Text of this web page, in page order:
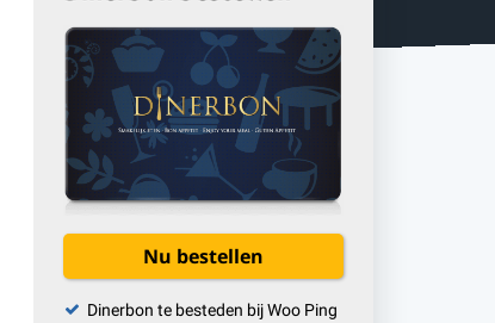
Nu bestellen
Dinerbon te besteden bij Woo Ping